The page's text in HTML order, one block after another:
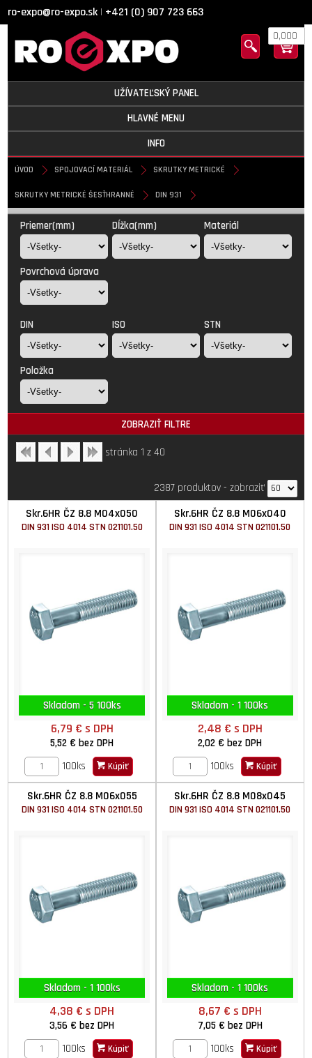
ro-expo@ro-expo.sk | +421 (0) 907 723 663
0,000
UŽÍVATEĽSKÝ PANEL
HLAVNÉ MENU
INFO
ÚVOD SPOJOVACÍ MATERIÁL SKRUTKY METRICKÉ
SKRUTKY METRICKÉ ŠESŤHRANNÉ DIN 931
DIN 931
Priemer(mm) Dĺžka(mm) Materiál
Povrchová úprava
DIN ISO STN
Položka
ZOBRAZIŤ FILTRE
stránka 1 z 40
2387 produktov- zobraziť
Skr.6HR ČZ 8.8 M04x050
DIN 931 ISO 4014 STN 021101.50
Skladom - 5 100ks
6,79 € s DPH
5,52 €bez DPH
100ks
Kúpiť
Skr.6HR ČZ 8.8 M06x040
DIN 931 ISO 4014 STN 021101.50
Skladom - 1 100ks
2,48 € s DPH
2,02 €bez DPH
100ks
Kúpiť
Skr.6HR ČZ 8.8 M06x055
DIN 931 ISO 4014 STN 021101.50
Skladom - 1 100ks
4,38 €s DPH
3,56 €bez DPH
100ks
Kúpiť
Skr.6HR ČZ 8.8 M08x045
DIN 931 ISO 4014 STN 021101.50
Skladom - 1 100ks
8,67 € s DPH
7,05 € bez DPH
100ks
Kúpiť